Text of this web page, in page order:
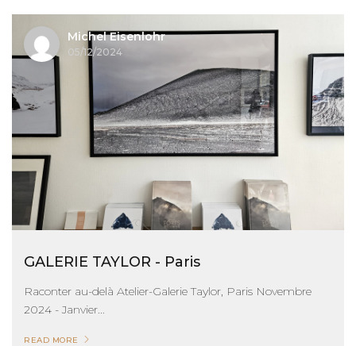
Michel Eisenlohr
05/12/2024
GALERIE TAYLOR - Paris
Raconter au-delà Atelier-Galerie Taylor, Paris Novembre
2024 - Janvier...
READ MORE